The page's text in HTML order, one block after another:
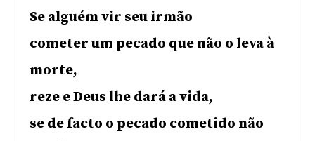
Se alguém vir seu irmão
cometer um pecado que não o leva à
morte,
reze e Deus lhe dará a vida,
se de facto o pecado cometido não